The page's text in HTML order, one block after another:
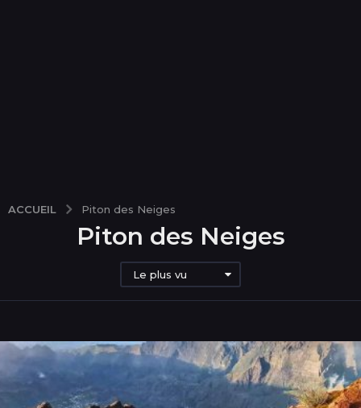
ACCUEIL Piton des Neiges
Piton des Neiges
Le plus vu